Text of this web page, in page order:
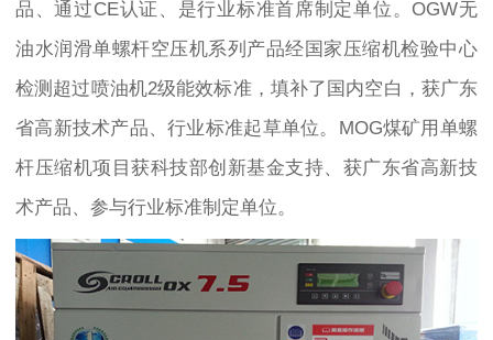
品、通过CE认证、是行业标准首席制定单位。OGW无
油水润滑单螺杆空压机系列产品经国家压缩机检验中心
检测超过喷油机2级能效标准，填补了国内空白，获广东
省高新技术产品、行业标准起草单位。MOG煤矿用单螺
杆压缩机项目获科技部创新基金支持、获广东省高新技
术产品、参与行业标准制定单位。